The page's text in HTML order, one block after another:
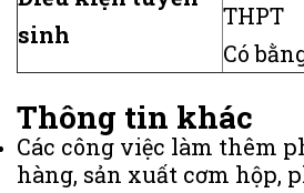
sinh
THPT
Có
Thông tin khác
Các công việc làm thêm
hàng, sản xuất cơm hộp,